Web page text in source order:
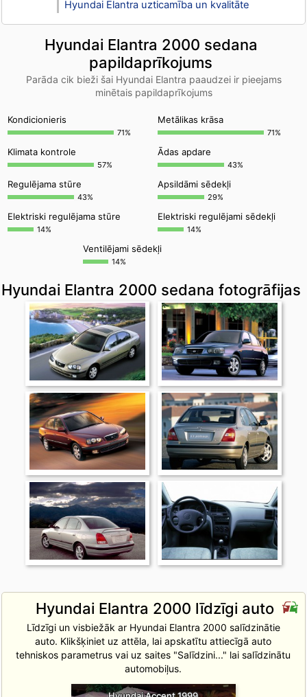
Hyundai Elantra uzticamība un kvalitāte
Hyundai Elantra 2000 sedana
papildaprīkojums
Parāda cik bieži šai Hyundai Elantra paaudzei ir pieejams
minētais papildaprīkojums
Kondicionieris
71%
Metālikas krāsa
71%
Klimata kontrole
57%
Ādas apdare
43%
Regulējama stūre
43%
Apsildāmi sēdekļi
29%
Elektriski regulējama stūre
14%
Elektriski regulējami sēdekļi
14%
Ventilējami sēdekļi
14%
Hyundai Elantra 2000 sedana fotogrāfijas
Hyundai Elantra 2000 līdzīgi auto
Līdzīgi un visbiežāk ar Hyundai Elantra 2000 salīdzinātie
auto. Klikšķiniet uz attēla, lai apskatītu attiecīgā auto
tehniskos parametrus vai uz saites "Salīdzini..." lai salīdzinātu
automobiļus.